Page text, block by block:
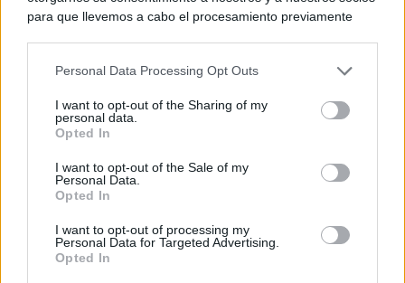
para que llevemos a cabo el procesamiento previamente
negar su consentimiento. Tenga en cuenta que algún
de su consentimiento, pero usted tiene el derecho de
rechazar tal procesamiento. Sus preferencias se aplicarán
cualquier momento entrando de nuevo en este sitio web o
visitando nuestra política de privacidad.
Personal Data Processing Opt Outs
I want to opt-out of the Sharing of my
personal data.
Opted In
I want to opt-out of the Sale of my
Personal Data.
Opted In
I want to opt-out of processing my
Personal Data for Targeted Advertising.
Opted In